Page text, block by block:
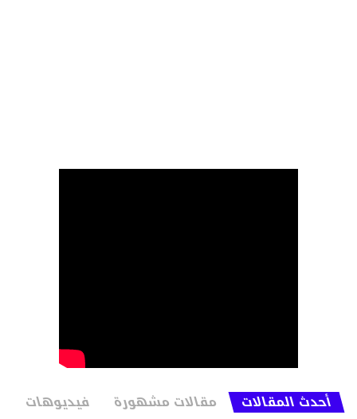
أحدث المقالات مقالات مشهورة فيديوهات